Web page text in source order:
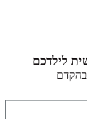
לילדכם